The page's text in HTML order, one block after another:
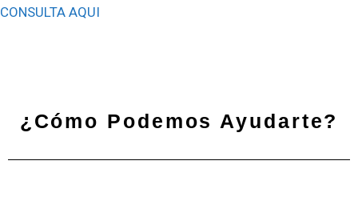
CONSULTA AQUI
¿Cómo Podemos Ayudarte?